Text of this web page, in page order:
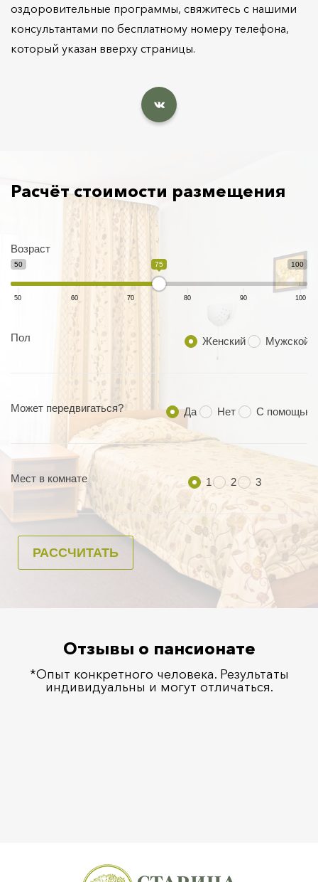
оздоровительные программы, свяжитесь с нашими
консультантами по бесплатному номеру телефона,
который указан вверху страницы.
Расчёт стоимости размещения
Отзывы о пансионате
*Опыт конкретного человека. Результаты
индивидуальны и могут отличаться.